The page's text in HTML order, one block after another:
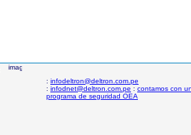
: infodeltron@deltron.com.pe
: infodnet@deltron.com.pe : contamos con
programa de seguridad OEA